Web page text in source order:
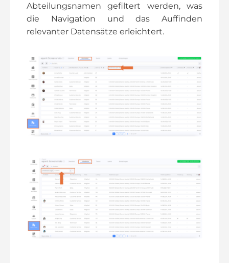
Abteilungsnamen gefiltert werden, was
die Navigation und das Auffinden
relevanter Datensätze erleichtert.